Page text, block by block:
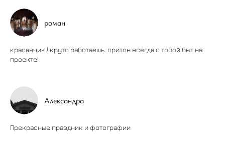
роман
красавчик ! круто работаешь. притон всегда с тобой быт на
проекте!
Александра
Прекрасные праздник и фотографии